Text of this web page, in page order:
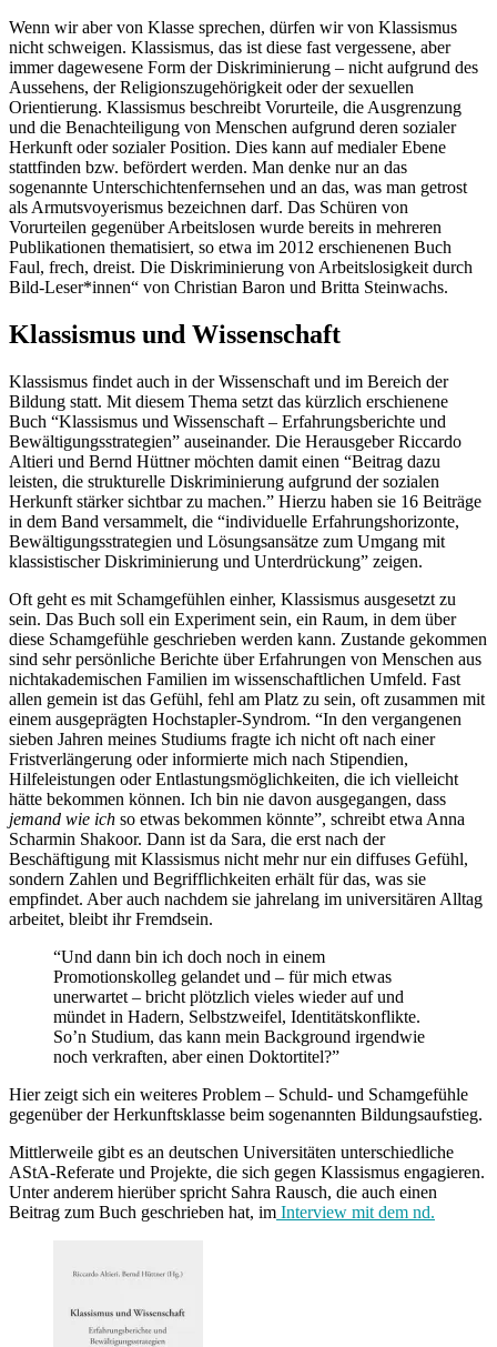
Wenn wir aber von Klasse sprechen, dürfen wir von Klassismus
nicht schweigen. Klassismus, das ist diese fast vergessene, aber
immer dagewesene Form der Diskriminierung – nicht aufgrund des
Aussehens, der Religionszugehörigkeit oder der sexuellen
Orientierung. Klassismus beschreibt Vorurteile, die Ausgrenzung
und die Benachteiligung von Menschen aufgrund deren sozialer
Herkunft oder sozialer Position. Dies kann auf medialer Ebene
stattfinden bzw. befördert werden. Man denke nur an das
sogenannte Unterschichtenfernsehen und an das, was man getrost
als Armutsvoyerismus bezeichnen darf. Das Schüren von
Vorurteilen gegenüber Arbeitslosen wurde bereits in mehreren
Publikationen thematisiert, so etwa im 2012 erschienenen Buch
Faul, frech, dreist. Die Diskriminierung von Arbeitslosigkeit durch
Bild-Leser*innen“ von Christian Baron und Britta Steinwachs.
Klassismus und Wissenschaft
Klassismus findet auch in der Wissenschaft und im Bereich der
Bildung statt. Mit diesem Thema setzt das kürzlich erschienene
Buch “Klassismus und Wissenschaft – Erfahrungsberichte und
Bewältigungsstrategien” auseinander. Die Herausgeber Riccardo
Altieri und Bernd Hüttner möchten damit einen “Beitrag dazu
leisten, die strukturelle Diskriminierung aufgrund der sozialen
Herkunft stärker sichtbar zu machen.” Hierzu haben sie 16 Beiträge
in dem Band versammelt, die “individuelle Erfahrungshorizonte,
Bewältigungsstrategien und Lösungsansätze zum Umgang mit
klassistischer Diskriminierung und Unterdrückung” zeigen.
Oft geht es mit Schamgefühlen einher, Klassismus ausgesetzt zu
sein. Das Buch soll ein Experiment sein, ein Raum, in dem über
diese Schamgefühle geschrieben werden kann. Zustande gekommen
sind sehr persönliche Berichte über Erfahrungen von Menschen aus
nichtakademischen Familien im wissenschaftlichen Umfeld. Fast
allen gemein ist das Gefühl, fehl am Platz zu sein, oft zusammen mit
einem ausgeprägten Hochstapler-Syndrom. “In den vergangenen
sieben Jahren meines Studiums fragte ich nicht oft nach einer
Fristverlängerung oder informierte mich nach Stipendien,
Hilfeleistungen oder Entlastungsmöglichkeiten, die ich vielleicht
hätte bekommen können. Ich bin nie davon ausgegangen, dass
jemand wie ich so etwas bekommen könnte”, schreibt etwa Anna
Scharmin Shakoor. Dann ist da Sara, die erst nach der
Beschäftigung mit Klassismus nicht mehr nur ein diffuses Gefühl,
sondern Zahlen und Begrifflichkeiten erhält für das, was sie
empfindet. Aber auch nachdem sie jahrelang im universitären Alltag
arbeitet, bleibt ihr Fremdsein.
“Und dann bin ich doch noch in einem
Promotionskolleg gelandet und – für mich etwas
unerwartet – bricht plötzlich vieles wieder auf und
mündet in Hadern, Selbstzweifel, Identitätskonflikte.
So’n Studium, das kann mein Background irgendwie
noch verkraften, aber einen Doktortitel?”
Hier zeigt sich ein weiteres Problem – Schuld- und Schamgefühle
gegenüber der Herkunftsklasse beim sogenannten Bildungsaufstieg.
Mittlerweile gibt es an deutschen Universitäten unterschiedliche
AStA-Referate und Projekte, die sich gegen Klassismus engagieren.
Unter anderem hierüber spricht Sahra Rausch, die auch einen
Beitrag zum Buch geschrieben hat, im Interview mit dem nd.